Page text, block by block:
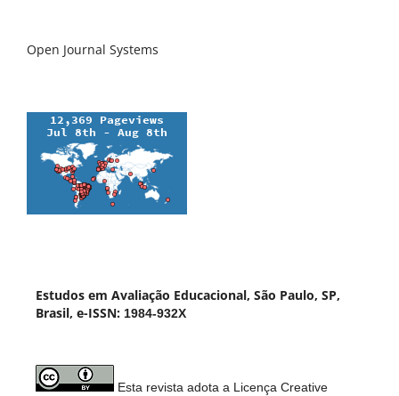
Open Journal Systems
Estudos em Avaliação Educacional, São Paulo, SP,
Brasil, e-ISSN: 1984-932X
Esta revista adota a Licença Creative